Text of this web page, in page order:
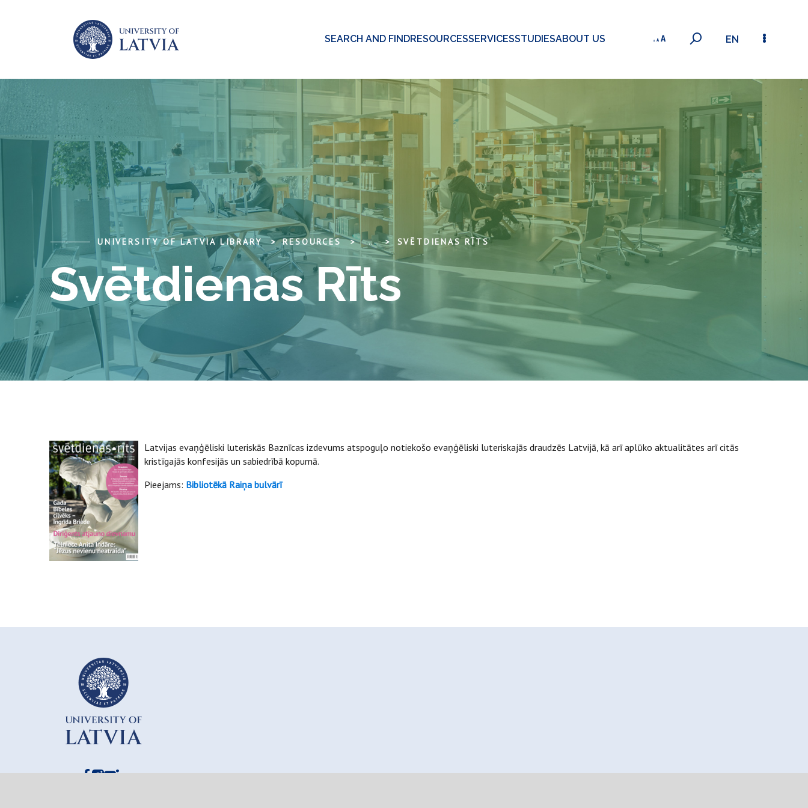
SEARCH AND FINDRESOURCESSERVICESSTUDIESABOUT US EN
UNIVERSITY OF LATVIA LIBRARY RESOURCES ... SVĒTDIENAS RĪTS
Svētdienas Rīts
Latvijas evaņģēliski luteriskās Baznīcas izdevums atspoguļo notiekošo evaņģēliski luteriskajās draudzēs Latvijā, kā arī aplūko aktualitātes arī citās
kristīgajās konfesijās un sabiedrībā kopumā.
Pieejams: Bibliotēkā Raiņa bulvārī